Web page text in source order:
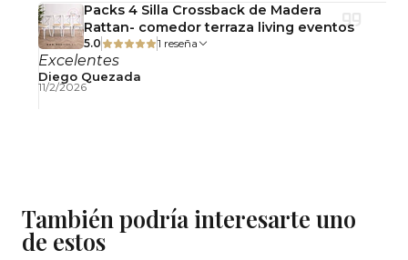
Alto total: 83 cm
Alto del asiento: 49 cm
Alto del respaldo: 36 cm
Ancho total: 50 cm
Usos Recomendados
Comedores
Packs 4 Silla Crossback de Madera
Rattan- comedor terraza living eventos
5.0 1 reseña
Excelentes
Diego Quezada
11/2/2026
También podría interesarte uno
de estos